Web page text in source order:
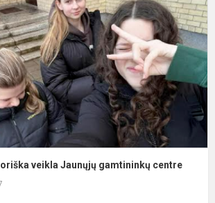
veikla Jaunųjų gamtininkų centre